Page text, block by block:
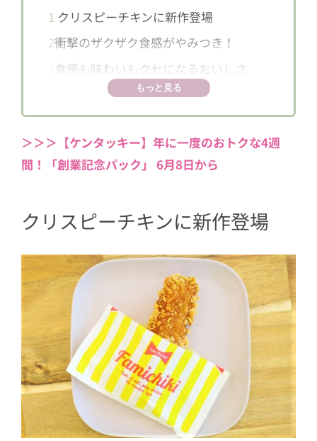
1 クリスピーチキンに新作登場
2衝撃のザクザク食感がやみつき！
食感も味わいもクセになるおいしさ
もっと見る
＞＞＞【ケンタッキー】年に一度のおトクな4週
間！「創業記念パック」 6月8日から
クリスピーチキンに新作登場